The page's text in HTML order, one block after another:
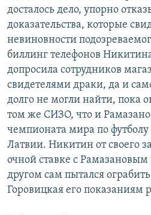
досталось дело, упорно
доказательства, которые
невиновности
биллинг телефонов
допросила сотрудников
свидетелями драки, да и
долго не могли найти, пока
том же СИЗО, что и
чемпионата мира по футболу
Латвии. Никитин от своего
очной ставке с Рамазановым
другом сам пытался
Горовицкая его показаниям